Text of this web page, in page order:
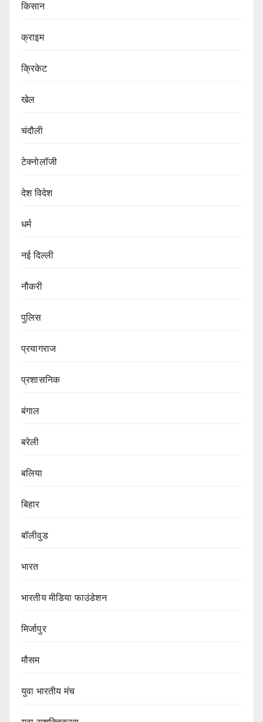
किसान
क्राइम
क्रिकेट
खेल
चंदौली
टेक्नोलॉजी
देश विदेश
धर्म
नई दिल्ली
नौकरी
पुलिस
प्रयागराज
प्रशासनिक
बंगाल
बरेली
बलिया
बिहार
बॉलीवुड
भारत
भारतीय मीडिया फाउंडेशन
मिर्जापुर
मौसम
युवा भारतीय मंच